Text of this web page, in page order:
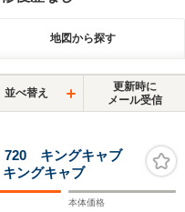
地図から探す
並べ替え
更新時に
メール受信
720 キングキャブ
ングキャブ
本体価格